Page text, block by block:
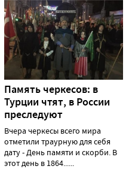
Память черкесов: в
Турции чтят, в России
преследуют
Вчера черкесы всего мира
отметили траурную для себя
дату - День памяти и скорби. В
этот день в 1864......